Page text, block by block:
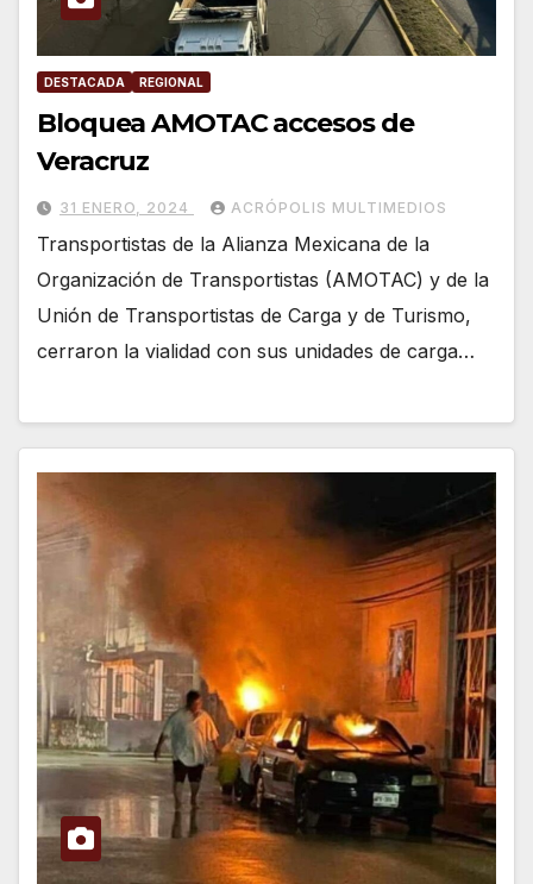
DESTACADA REGIONAL
Bloquea AMOTAC accesos de
Veracruz
31 ENERO, 2024 ACRÓPOLIS MULTIMEDIOS
Transportistas de la Alianza Mexicana de la
Organización de Transportistas (AMOTAC) y de la
Unión de Transportistas de Carga y de Turismo,
cerraron la vialidad con sus unidades de carga…